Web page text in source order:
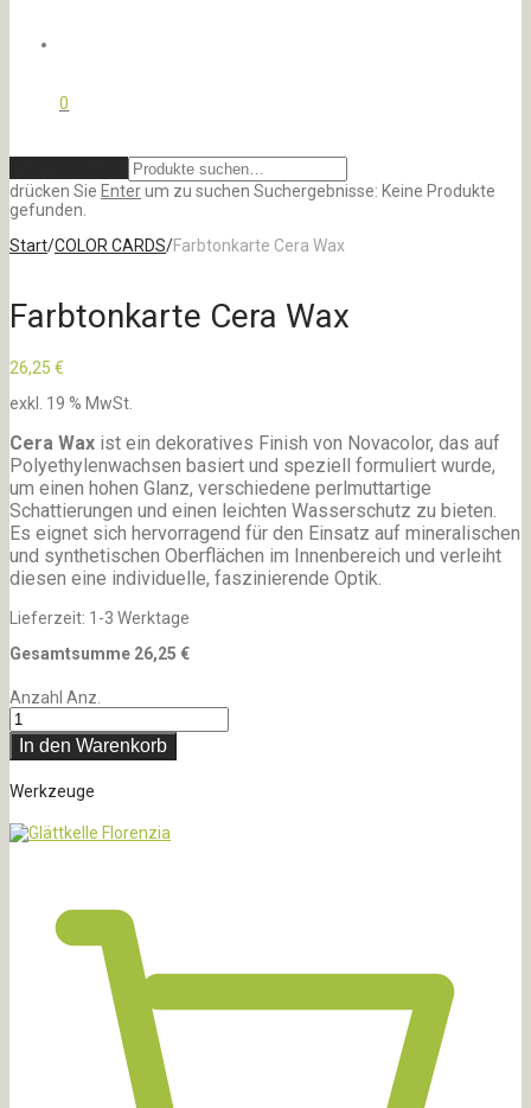
0
drücken Sie Enterum zu suchen Suchergebnisse: Keine Produkte
gefunden.
Start/COLOR CARDS/Farbtonkarte Cera Wax
Farbtonkarte Cera Wax
26,25 €
exkl. 19 % MwSt.
Cera Wax ist ein dekoratives Finish von Novacolor, das auf
Polyethylenwachsen basiert und speziell formuliert wurde,
um einen hohen Glanz, verschiedene perlmuttartige
Schattierungen und einen leichten Wasserschutz zu bieten.
Es eignet sich hervorragend für den Einsatz auf mineralischen
und synthetischen Oberflächen im Innenbereich und verleiht
diesen eine individuelle, faszinierende Optik.
Lieferzeit: 1-3 Werktage
Gesamtsumme 26,25 €
Anzahl Anz.
In den Warenkorb
Werkzeuge